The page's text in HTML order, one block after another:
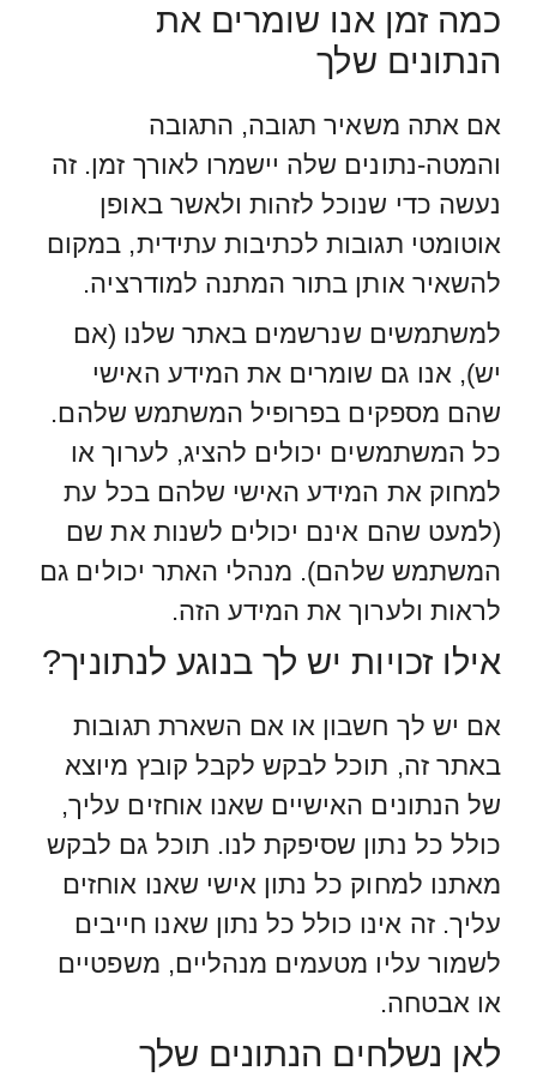
כמה זמן אנו שומרים את
הנתונים שלך
אם אתה משאיר תגובה, התגובה
והמטה-נתונים שלה יישמרו לאורך זמן. זה
נעשה כדי שנוכל לזהות ולאשר באופן
אוטומטי תגובות לכתיבות עתידית, במקום
להשאיר אותן בתור המתנה למודרציה.
למשתמשים שנרשמים באתר שלנו (אם
יש), אנו גם שומרים את המידע האישי
שהם מספקים בפרופיל המשתמש שלהם.
כל המשתמשים יכולים להציג, לערוך או
למחוק את המידע האישי שלהם בכל עת
(למעט שהם אינם יכולים לשנות את שם
המשתמש שלהם). מנהלי האתר יכולים גם
לראות ולערוך את המידע הזה.
אילו זכויות יש לך בנוגע לנתוניך?
אם יש לך חשבון או אם השארת תגובות
באתר זה, תוכל לבקש לקבל קובץ מיוצא
של הנתונים האישיים שאנו אוחזים עליך,
כולל כל נתון שסיפקת לנו. תוכל גם לבקש
מאתנו למחוק כל נתון אישי שאנו אוחזים
עליך. זה אינו כולל כל נתון שאנו חייבים
לשמור עליו מטעמים מנהליים, משפטיים
או אבטחה.
לאן נשלחים הנתונים שלך